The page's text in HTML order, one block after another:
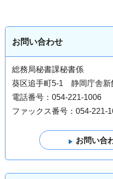
お問い合わせ
総務局秘書課秘書係
葵区追手町5-1 静岡庁舎新
電話番号：054-221-1006
ファックス番号：054-221-